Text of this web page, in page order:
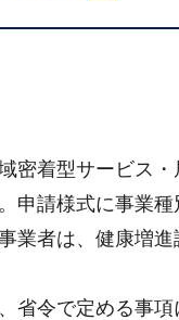
着型サービス・
申請様式に事業
業者は、健康増
省令で定める事